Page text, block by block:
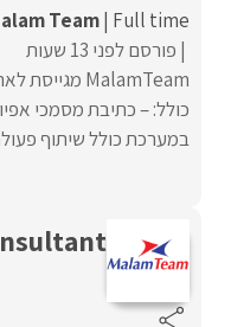
Team Full time
פורסם לפני 13 שעות
כולל: – כתיבת מסמכי
במערכת כולל שיתוף